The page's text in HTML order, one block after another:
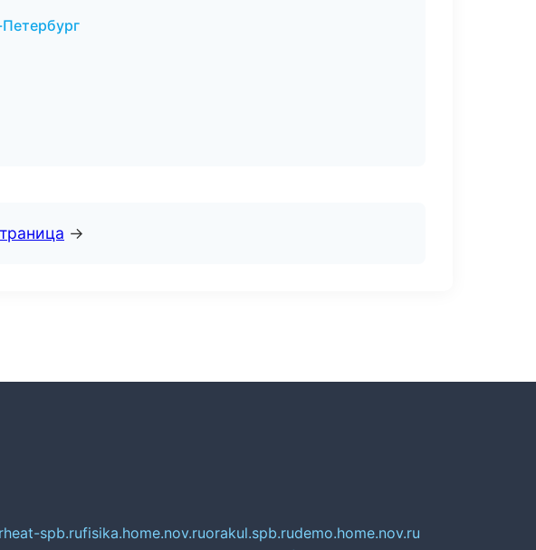
→
spb.rufisika.home.nov.ruorakul.spb.rudemo.home.nov.ru